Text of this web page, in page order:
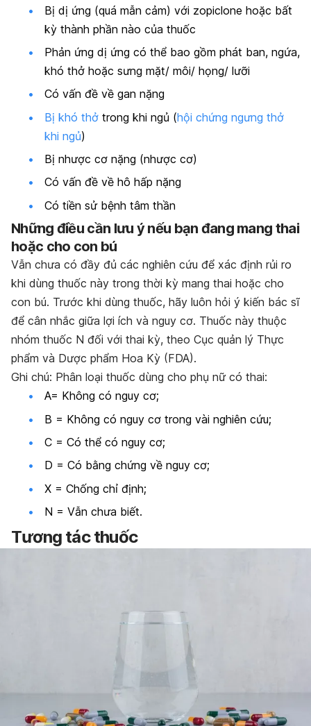
Bị dị ứng (quá mẫn cảm) với zopiclone hoặc bất
kỳ thành phần nào của thuốc
Phản ứng dị ứng có thể bao gồm phát ban, ngứa,
khó thở hoặc sưng mặt/ môi/ họng/ lưỡi
Có vấn đề về gan nặng
Bị khó thở trong khi ngủ (hội chứng ngưng thở
khi ngủ)
Bị nhược cơ nặng (nhược cơ)
Có vấn đề về hô hấp nặng
Có tiền sử bệnh tâm thần
Những điều cần lưu ý nếu bạn đang mang thai
hoặc cho con bú
Vẫn chưa có đầy đủ các nghiên cứu để xác định rủi ro
khi dùng thuốc này trong thời kỳ mang thai hoặc cho
con bú. Trước khi dùng thuốc, hãy luôn hỏi ý kiến bác sĩ
để cân nhắc giữa lợi ích và nguy cơ. Thuốc này thuộc
nhóm thuốc N đối với thai kỳ, theo Cục quản lý Thực
phẩm và Dược phẩm Hoa Kỳ (FDA).
Ghi chú: Phân loại thuốc dùng cho phụ nữ có thai:
A= Không có nguy cơ;
B = Không có nguy cơ trong vài nghiên cứu;
C = Có thể có nguy cơ;
D = Có bằng chứng về nguy cơ;
X = Chống chỉ định;
N = Vẫn chưa biết.
Tương tác thuốc